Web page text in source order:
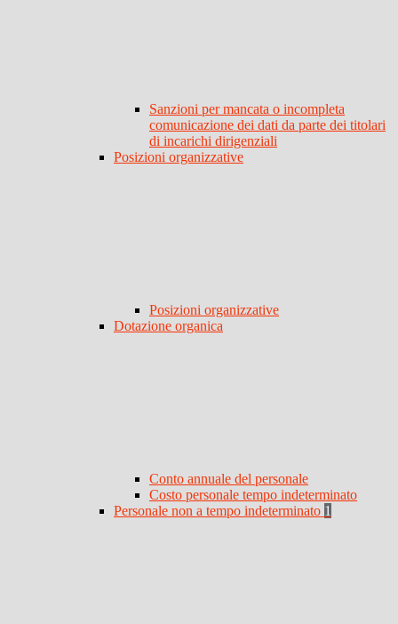
Sanzioni per mancata o incompleta
comunicazione dei dati da parte dei titolari
di incarichi dirigenziali
Posizioni organizzative
Posizioni organizzative
Dotazione organica
Conto annuale del personale
Costo personale tempo indeterminato
Personale non a tempo indeterminato 1